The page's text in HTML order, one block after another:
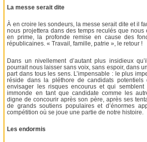
La messe serait dite
À en croire les sondeurs, la messe serait dite et il
nous projettera dans des temps reculés que nous
en prime, la profonde remise en cause des
républicaines. « Travail, famille, patrie », le retour !
Dans un nivellement d’autant plus insidieux
pourrait nous laisser sans voix, sans espoir, dans
part dans tous les sens. L’impensable : le plus
réside dans la pléthore de candidats
envisager les risques encourus et qui
immonde en tant que candidate comme les
digne de concourir après son père, après ses
de grands soutiens populaires et d’énormes
compétition où se joue une partie de notre histoire.
Les endormis